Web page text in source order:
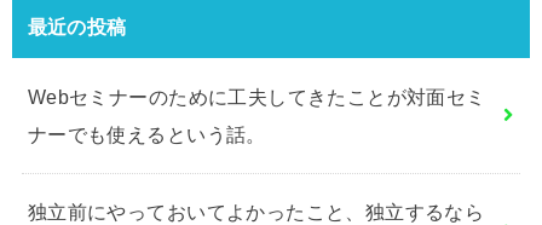
最近の投稿
Webセミナーのために工夫してきたことが対面セミ
ナーでも使えるという話。
独立前にやっておいてよかったこと、独立するなら